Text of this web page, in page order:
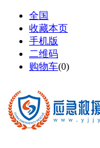
全国
收藏本页
手机版
二维码
购物车(0)